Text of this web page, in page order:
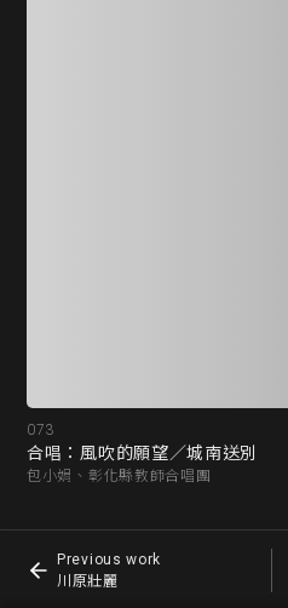
Previous work
川原壯麗
073
合唱：風吹的願望／城南送別
包小娟、彰化縣教師合唱團